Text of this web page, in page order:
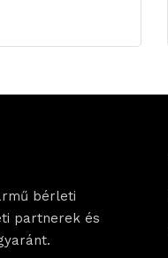
bérleti
partnerek és